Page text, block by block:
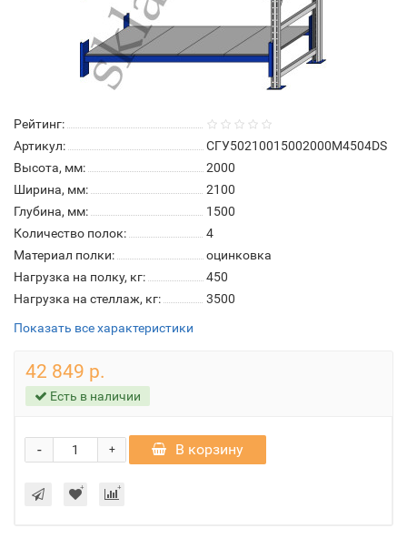
Рейтинг:
Артикул:
СГУ50210015002000М4504DS
Высота, мм:
2000
Ширина, мм:
2100
Глубина, мм:
1500
Количество полок:
4
Материал полки:
оцинковка
Нагрузка на полку, кг:
450
Нагрузка на стеллаж, кг:
3500
Показать все характеристики
42 849 р.
Есть в наличии
+
- В корзину